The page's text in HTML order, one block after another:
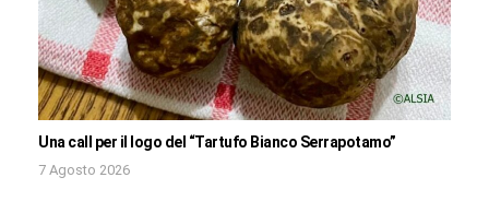
Una call per il logo del “Tartufo Bianco Serrapotamo”
7 Agosto 2026